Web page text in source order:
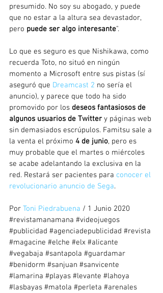
presumido. No soy su abogado, y puede
que no estar a la altura sea devastador,
pero puede ser algo interesante".
Lo que es seguro es que Nishikawa, como
recuerda Toto, no situó en ningún
momento a Microsoft entre sus pistas (sí
aseguró que Dreamcast 2 no sería el
anuncio), y parece que todo ha sido
promovido por los deseos fantasiosos de
algunos usuarios de Twitter y páginas web
sin demasiados escrúpulos. Famitsu sale a
la venta el próximo 4 de junio, pero es
muy probable que el martes o miércoles
se acabe adelantando la exclusiva en la
red. Restará ser pacientes para conocer el
revolucionario anuncio de Sega.
Por Toni Piedrabuena / 1 Junio 2020
#revistamanamana #videojuegos
#publicidad #agenciadepublicidad #revista
#magacine #elche #elx #alicante
#vegabaja #santapola #guardamar
#benidorm #sanjuan #sanvicente
#lamarina #playas #levante #lahoya
#lasbayas #matola #perleta #arenales